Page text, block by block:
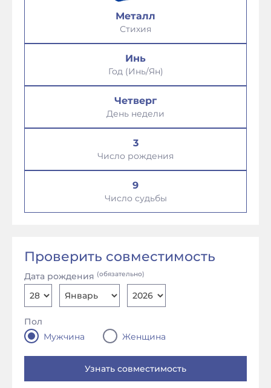
Металл
Стихия
Инь
Год (Инь/Ян)
Четверг
День недели
3
Число рождения
9
Число судьбы
Проверить совместимость
Дата рождения (обязательно)
Пол
Мужчина
Женщина